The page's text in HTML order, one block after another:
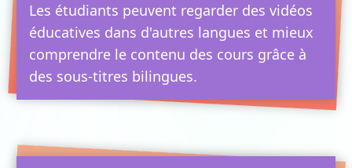
Les étudiants peuvent regarder des vidéos
éducatives dans d'autres langues et mieux
comprendre le contenu des cours grâce à
des sous-titres bilingues.